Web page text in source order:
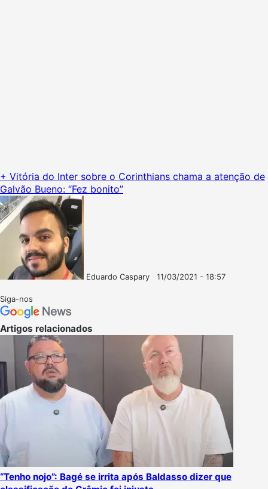
+ Vitória do Inter sobre o Corinthians chama a atenção de
Galvão Bueno: “Fez bonito”
Eduardo Caspary
11/03/2021 - 18:57
Siga-nos
Artigos relacionados
“Tenho nojo”: Bagé se irrita após Baldasso dizer que